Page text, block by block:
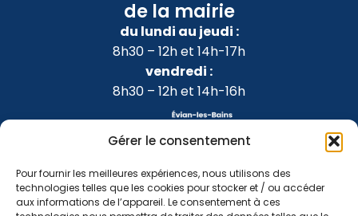
Gérer le consentement
Pour fournir les meilleures expériences, nous utilisons des
technologies telles que les cookies pour stocker et / ou accéder
aux informations de l’appareil. Le consentement à ces
de la mairie
du lundi au jeudi :
8h30 – 12h et 14h-17h
vendredi :
8h30 – 12h et 14h-16h